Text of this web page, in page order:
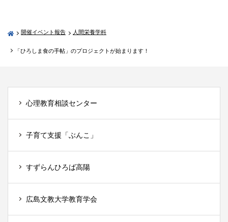
開催イベント報告 人間栄養学科
「ひろしま食の手帖」のプロジェクトが始まります！
心理教育相談センター
子育て支援「ぶんこ」
すずらんひろば高陽
広島文教大学教育学会